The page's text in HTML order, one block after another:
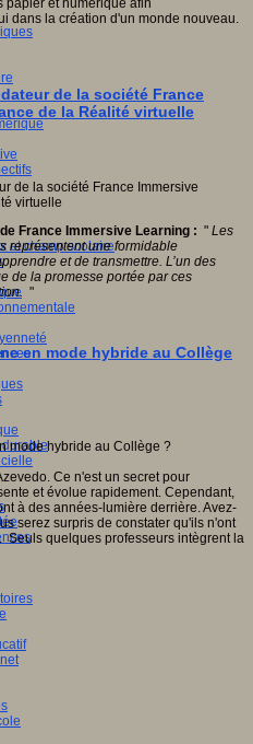
et champ scolaire
durable
papier et numérique afin
dans la création d'un monde nouveau.
de la société France
de la Réalité virtuelle
France Immersive Learning : " Les
représentent une formidable
et de transmettre. L’un des
de la promesse portée par ces
"
en mode hybride au Collège
Ce n'est un secret pour
et évolue rapidement. Cependant,
à des années-lumière derrière. Avez-
serez surpris de constater qu'ils n'ont
quelques professeurs intègrent la